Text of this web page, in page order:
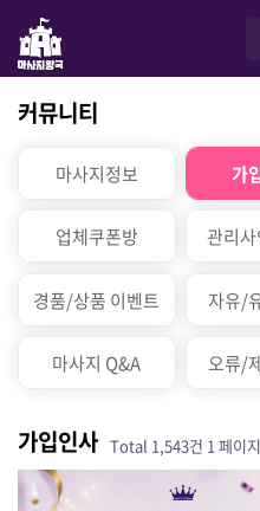
커뮤니티
마사지정보 가
업체쿠폰방 관리
경품/상품 이벤트 자유/
마사지 Q&A 오류/
가입인사 Total 1,543건 1 페이지